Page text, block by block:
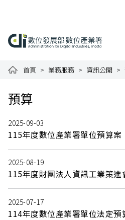
首頁 業務服務 資訊公開
預算
2025-09-03
115年度數位產業署單位預算案
2025-08-19
115年度財團法人資訊工業策進
2025-07-17
114年度數位產業署單位法定預